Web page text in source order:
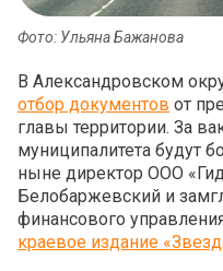
Фото: Ульяна Бажанова
В Александровском
отбор документов от
главы территории. За
муниципалитета будут
ныне директор ООО
Белобаржевский и
финансового
краевое издание